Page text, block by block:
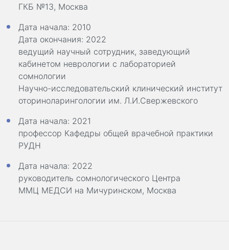
ГКБ №13, Москва
Дата начала: 2010
Дата окончания: 2022
ведущий научный сотрудник, заведующий
кабинетом неврологии с лабораторией
сомнологии
Научно-исследовательский клинический институт
оториноларингологии им. Л.И.Свержевского
Дата начала: 2021
профессор Кафедры общей врачебной практики
РУДН
Дата начала: 2022
руководитель сомнологического Центра
ММЦ МЕДСИ на Мичуринском, Москва